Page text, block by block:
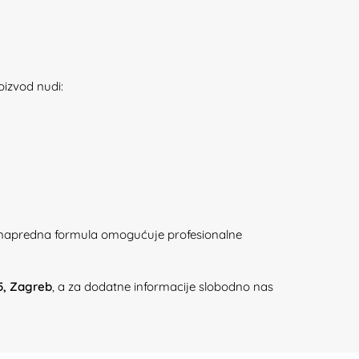
nudi:
formula omogućuje profesionalne
Zagreb, a za dodatne informacije slobodno nas